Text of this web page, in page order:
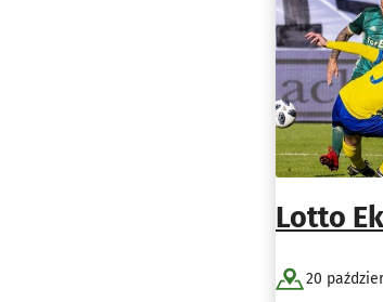
Lotto
20